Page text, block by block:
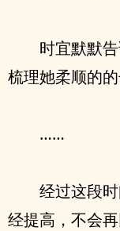
时宜默默
梳理她柔顺的的
……
经过这段
经提高，不会